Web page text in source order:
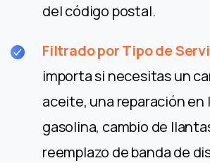
del código postal.
Filtrado por Tipo de
importa si necesitas un
aceite, una reparación en
gasolina, cambio de
reemplazo de banda de